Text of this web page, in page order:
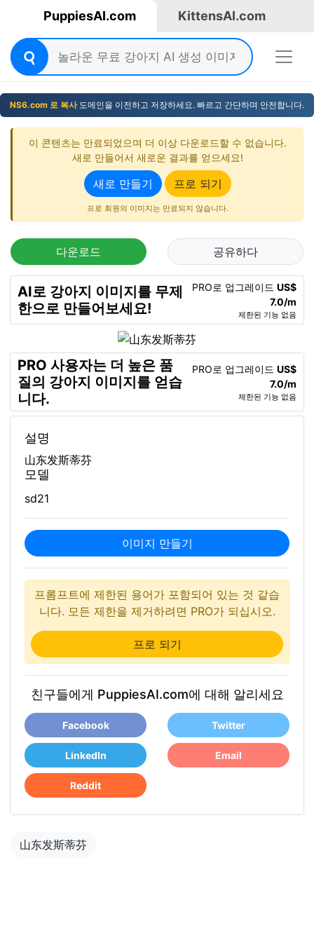
PuppiesAI.com KittensAI.com
NS6.com 로 복사도메인을 이전하고 저장하세요. 빠르고 간단하며 안전합니다.
이 콘텐츠는 만료되었으며 더 이상 다운로드할 수 없습니다.
새로 만들어서 새로운 결과를 얻으세요!
새로 만들기 프로 되기
프로 회원의 이미지는 만료되지 않습니다.
다운로드 공유하다
AI로 강아지 이미지를 무제
한으로 만들어보세요!
PRO로 업그레이드 US$
7.0/m
제한된 기능 없음
PRO 사용자는 더 높은 품
질의 강아지 이미지를 얻습
니다.
PRO로 업그레이드 US$
7.0/m
제한된 기능 없음
설명
山东发斯蒂芬
모델
sd21
이미지 만들기
프롬프트에 제한된 용어가 포함되어 있는 것 같습
니다. 모든 제한을 제거하려면 PRO가 되십시오.
프로 되기
친구들에게 PuppiesAI.com에 대해 알리세요
Facebook Twitter
LinkedIn Email
Reddit
山东发斯蒂芬